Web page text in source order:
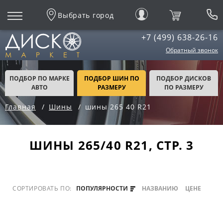
Выбрать город
+7 (499) 638-26-16
Обратный звонок
ПОДБОР ПО МАРКЕ
АВТО
ПОДБОР ШИН ПО
РАЗМЕРУ
ПОДБОР ДИСКОВ
ПО РАЗМЕРУ
Главная Шины шины 265 40 R21
ШИНЫ 265/40 R21, СТР. 3
СОРТИРОВАТЬ ПО: ПОПУЛЯРНОСТИ НАЗВАНИЮ ЦЕНЕ